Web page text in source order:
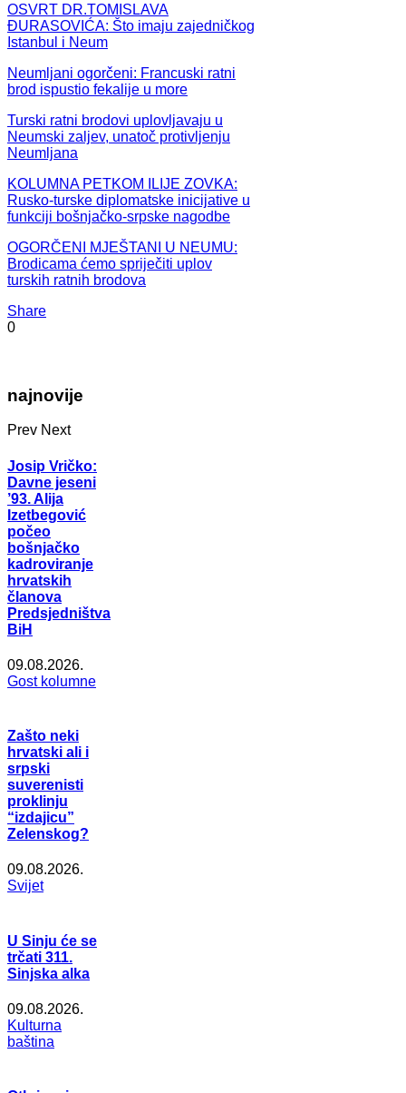
OSVRT DR.TOMISLAVA
ĐURASOVIĆA: Što imaju zajedničkog
Istanbul i Neum
Neumljani ogorčeni: Francuski ratni
brod ispustio fekalije u more
Turski ratni brodovi uplovljavaju u
Neumski zaljev, unatoč protivljenju
Neumljana
KOLUMNA PETKOM ILIJE ZOVKA:
Rusko-turske diplomatske inicijative u
funkciji bošnjačko-srpske nagodbe
OGORČENI MJEŠTANI U NEUMU:
Brodicama ćemo spriječiti uplov
turskih ratnih brodova
Share
0
najnovije
Prev Next
Josip Vričko:
Davne jeseni
’93. Alija
Izetbegović
počeo
bošnjačko
kadroviranje
hrvatskih
članova
Predsjedništva
BiH
09.08.2026.
Gost kolumne
Zašto neki
hrvatski ali i
srpski
suverenisti
proklinju
“izdajicu”
Zelenskog?
09.08.2026.
Svijet
U Sinju će se
trčati 311.
Sinjska alka
09.08.2026.
Kulturna
baština